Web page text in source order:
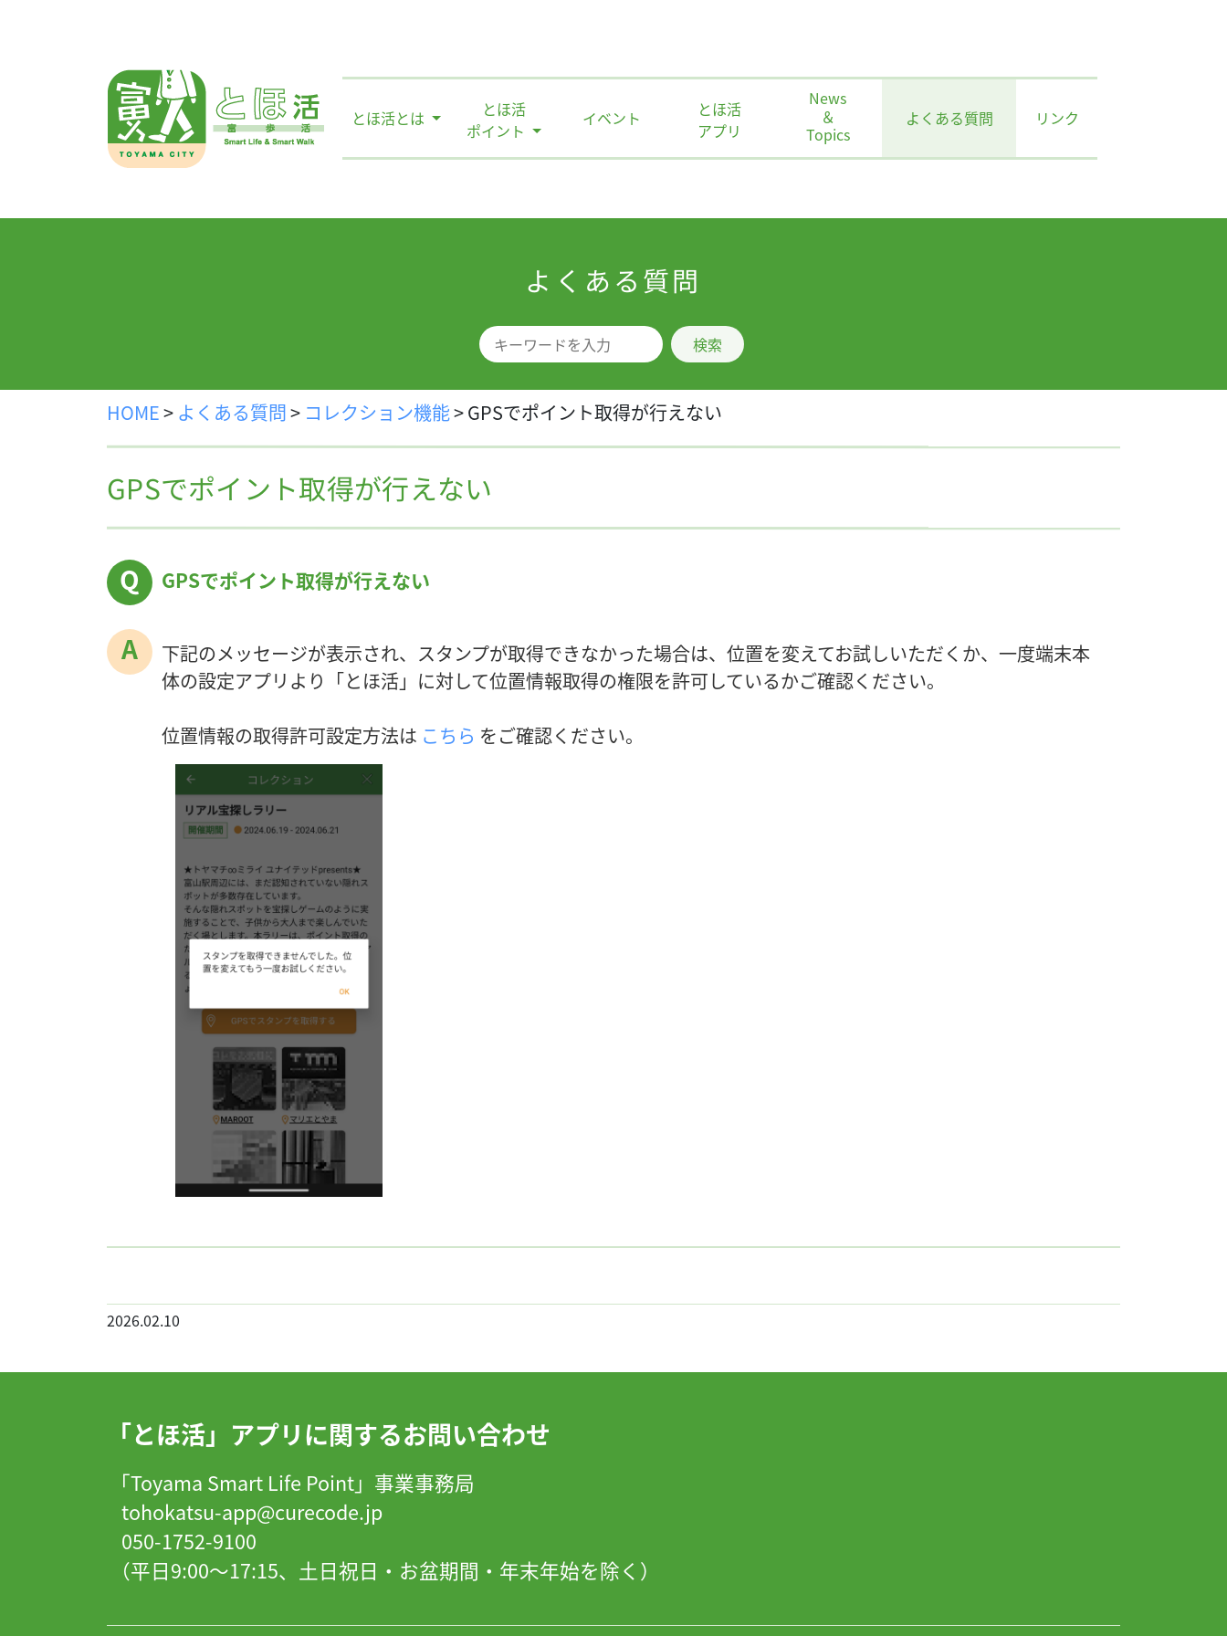
とほ活とは
とほ活
ポイント
イベント
とほ活
アプリ
News
＆
Topics
よくある質問 リンク
よくある質問
検索
HOME> よくある質問> コレクション機能>GPSでポイント取得が行えない
GPSでポイント取得が行えない
GPSでポイント取得が行えない
下記のメッセージが表示され、スタンプが取得できなかった場合は、位置を変えてお試しいただくか、一度端末本
体の設定アプリより「とほ活」に対して位置情報取得の権限を許可しているかご確認ください。
位置情報の取得許可設定方法は こちら をご確認ください。
2026.02.10
「とほ活」アプリに関するお問い合わせ
「Toyama Smart Life Point」事業事務局
tohokatsu-app@curecode.jp
050-1752-9100
（平日9:00～17:15、土日祝日・お盆期間・年末年始を除く）